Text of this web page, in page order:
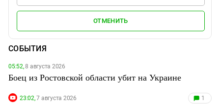
ОТМЕНИТЬ
СОБЫТИЯ
05:52,8 августа 2026
Боец из Ростовской области убит на Украине
23:02,7 августа 2026 1